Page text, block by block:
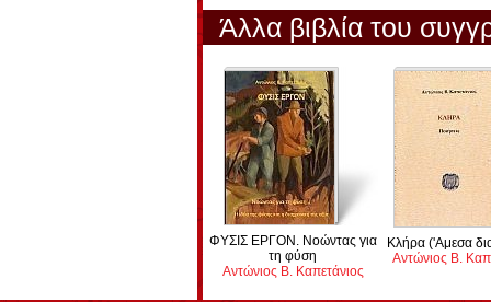
Άλλα βιβλία του
ΦΥΣΙΣ ΕΡΓΟΝ. Νοώντας για
τη φύση
Αντώνιος Β. Καπετάνιος
Κλήρα ('Αμεσα
Αντώνιος Β.